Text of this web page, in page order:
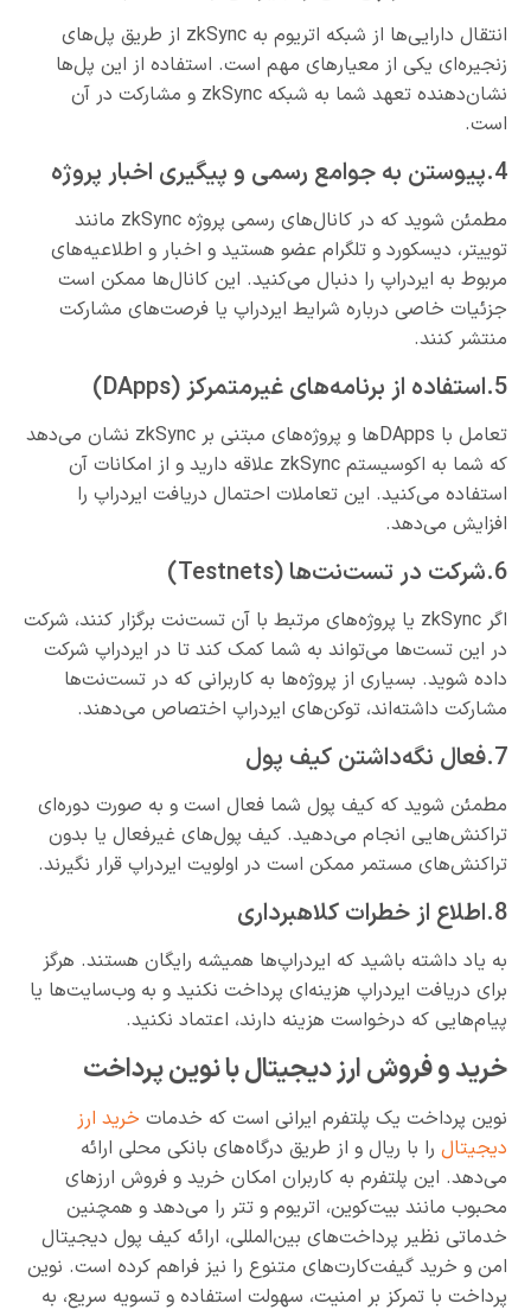
انتقال دارایی‌ها از شبکه اتریوم به zkSync از طریق پل‌های
زنجیره‌ای یکی از معیارهای مهم است. استفاده از این پل‌ها
نشان‌دهنده تعهد شما به شبکه zkSync و مشارکت در آن
است.
4.پیوستن به جوامع رسمی و پیگیری اخبار پروژه
مطمئن شوید که در کانال‌های رسمی پروژه zkSync مانند
توییتر، دیسکورد و تلگرام عضو هستید و اخبار و اطلاعیه‌های
مربوط به ایردراپ را دنبال می‌کنید. این کانال‌ها ممکن است
جزئیات خاصی درباره شرایط ایردراپ یا فرصت‌های مشارکت
منتشر کنند.
5.استفاده از برنامه‌های غیرمتمرکز (DApps)
تعامل با DApps‌ها و پروژه‌های مبتنی بر zkSync نشان می‌دهد
که شما به اکوسیستم zkSync علاقه دارید و از امکانات آن
استفاده می‌کنید. این تعاملات احتمال دریافت ایردراپ را
افزایش می‌دهد.
6.شرکت در تست‌نت‌ها (Testnets)
اگر zkSync یا پروژه‌های مرتبط با آن تست‌نت برگزار کنند، شرکت
در این تست‌ها می‌تواند به شما کمک کند تا در ایردراپ شرکت
داده شوید. بسیاری از پروژه‌ها به کاربرانی که در تست‌نت‌ها
مشارکت داشته‌اند، توکن‌های ایردراپ اختصاص می‌دهند.
7.فعال نگه‌داشتن کیف پول
مطمئن شوید که کیف پول شما فعال است و به صورت دوره‌ای
تراکنش‌هایی انجام می‌دهید. کیف پول‌های غیرفعال یا بدون
تراکنش‌های مستمر ممکن است در اولویت ایردراپ قرار نگیرند.
8.اطلاع از خطرات کلاهبرداری
به یاد داشته باشید که ایردراپ‌ها همیشه رایگان هستند. هرگز
برای دریافت ایردراپ هزینه‌ای پرداخت نکنید و به وب‌سایت‌ها یا
پیام‌هایی که درخواست هزینه دارند، اعتماد نکنید.
خرید و فروش ارز دیجیتال با نوین پرداخت
نوین پرداخت یک پلتفرم ایرانی است که خدمات خرید ارز
دیجیتال را با ریال و از طریق درگاه‌های بانکی محلی ارائه
می‌دهد. این پلتفرم به کاربران امکان خرید و فروش ارزهای
محبوب مانند بیت‌کوین، اتریوم و تتر را می‌دهد و همچنین
خدماتی نظیر پرداخت‌های بین‌المللی، ارائه کیف پول دیجیتال
امن و خرید گیفت‌کارت‌های متنوع را نیز فراهم کرده است. نوین
پرداخت با تمرکز بر امنیت، سهولت استفاده و تسویه سریع، به